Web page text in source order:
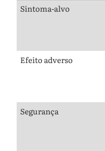
Sintoma-alvo
Efeito adverso
Segurança